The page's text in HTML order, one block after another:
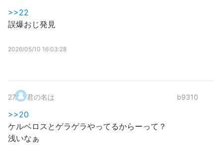
>>22
誤爆おじ発見
2026/05/10 16:03:28
27. 君の名は b9310
>>20
ケルベロスとゲラゲラやってるからーって？
浅いなぁ